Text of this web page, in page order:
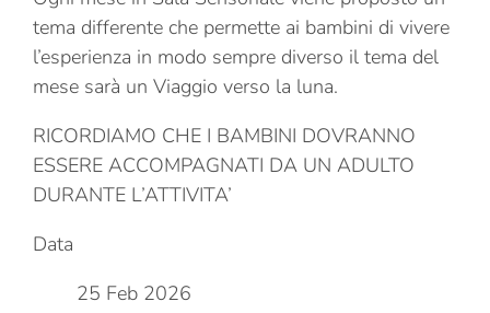
tema differente che permette ai bambini di vivere
l’esperienza in modo sempre diverso il tema del
mese sarà un Viaggio verso la luna.
RICORDIAMO CHE I BAMBINI DOVRANNO
ESSERE ACCOMPAGNATI DA UN ADULTO
DURANTE L’ATTIVITA’
Data
25 Feb 2026